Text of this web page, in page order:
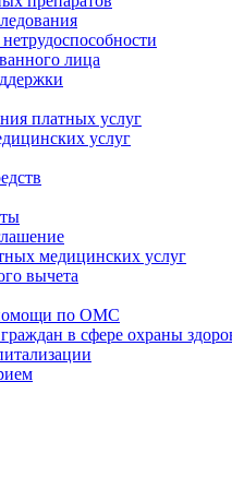
лица
платных услуг
услуг
медицинских услуг
вычета
по ОМС
в сфере охраны